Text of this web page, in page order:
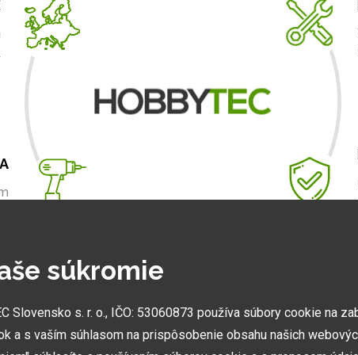
NAJVÄČŠIE SHOWROOMY
Vytvorili sme najväčšie ukážkové centrá svojho druhu
súkromie
Slovensko s. r. o., IČO: 53060873 používa súbory cookie na
a s vaším súhlasom na prispôsobenie obsahu našich